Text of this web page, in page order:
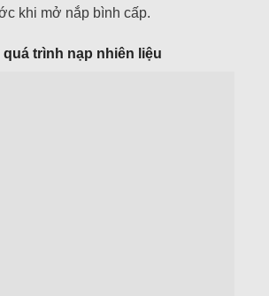
khi mở nắp bình cấp.
trình nạp nhiên liệu